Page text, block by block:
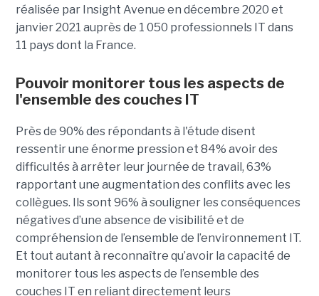
réalisée par Insight Avenue en décembre 2020 et
janvier 2021 auprès de 1 050 professionnels IT dans
11 pays dont la France.
Pouvoir monitorer tous les aspects de
l'ensemble des couches IT
Près de 90% des répondants à l'étude disent
ressentir une énorme pression et 84% avoir des
difficultés à arrêter leur journée de travail, 63%
rapportant une augmentation des conflits avec les
collègues. Ils sont 96% à souligner les conséquences
négatives d’une absence de visibilité et de
compréhension de l’ensemble de l’environnement IT.
Et tout autant à reconnaître qu’avoir la capacité de
monitorer tous les aspects de l’ensemble des
couches IT en reliant directement leurs